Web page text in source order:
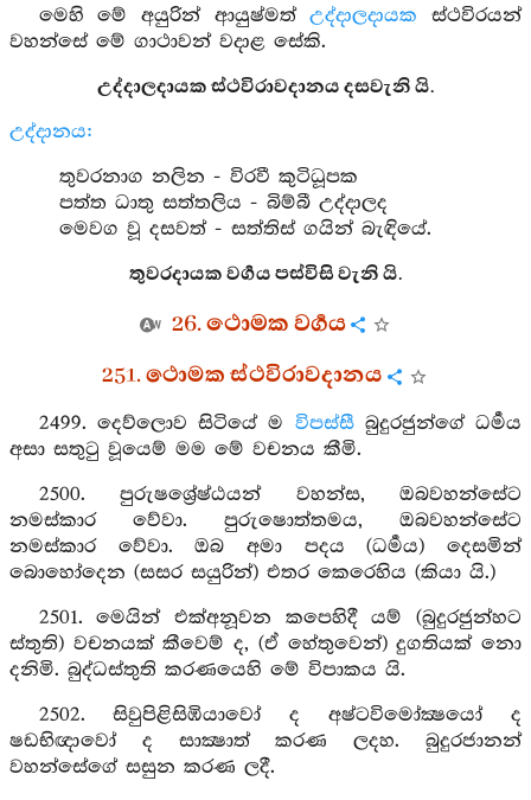
මෙහි මේ අයුරින් ආයුෂ්මත්උද්දාලදායක ස්ථවිරයන්
වහන්සේ මේ ගාථාවන් වදාළ සේකි.
උද්දාලදායක ස්ථවිරාවදානය දසවැනි යි.
උද්දානය:
තුවරනාග නලින - විරවී කුටිධූපක
පත්ත ධාතු සත්තලිය - බිම්බී උද්දාලද
මෙවග වූ දසවත් - සත්තිස් ගයින් බැඳියේ.
තුවරදායක වර්‍ගය පස්විසි වැනි යි.
26. ථොමක වර්‍ගය
251. ථොමක ස්ථවිරාවදානය
2499. දෙව්ලොව සිටියේ ම විපස්සීබුදුරජුන්ගේ ධර්‍මය
අසා සතුටු වූයෙම් මම මේ වචනය කීමි.
2500. පුරුෂශ්‍රේෂ්ඨයන් වහන්ස, ඔබවහන්සේට
නමස්කාර වේවා. පුරුෂොත්තමය, ඔබවහන්සේට
නමස්කාර වේවා. ඔබ අමා පදය (ධර්‍මය) දෙසමින්
බොහෝදෙන (සසර සයුරින්) එතර කෙරෙහිය (කියා යි.)
2501. මෙයින් එක්අනූවන කපෙහිදී යම් (බුදුරජුන්හට
ස්තුති) වචනයක් කීවෙම් ද, (ඒ හේතුවෙන්) දුගතියක් නො
දනිමි. බුද්ධස්තුති කරණයෙහි මේ විපාකය යි.
2502. සිවුපිළිසිඹියාවෝ ද අෂ්ටවිමෝක්‍ෂයෝ ද
ෂඩභිඥාවෝ ද සාක්‍ෂාත් කරණ ලදහ. බුදුරජානන්
වහන්සේගේ සසුන කරණ ලදී.